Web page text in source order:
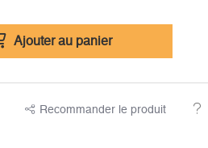
Ajouter au panier
Recommander le produit